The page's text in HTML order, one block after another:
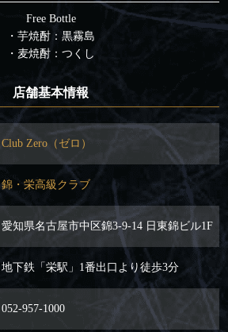
Free Bottle
・芋焼酎：黒霧島
・麦焼酎：つくし
店舗基本情報
Club Zero（ゼロ）
錦・栄高級クラブ
愛知県名古屋市中区錦3-9-14 日東錦ビル1F
地下鉄「栄駅」1番出口より徒歩3分
052-957-1000